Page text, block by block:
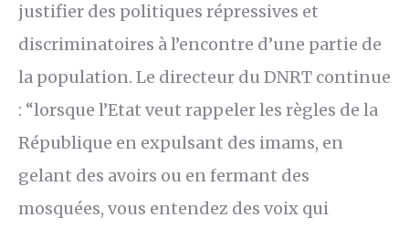
justifier des politiques répressives et
discriminatoires à l’encontre d’une partie de
la population. Le directeur du DNRT continue
: “lorsque l’Etat veut rappeler les règles de la
République en expulsant des imams, en
gelant des avoirs ou en fermant des
mosquées, vous entendez des voix qui